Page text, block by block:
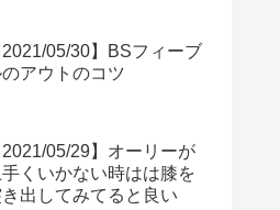
2021/05/30】BSフィーブ
のアウトのコツ
2021/05/29】オーリーが
手くいかない時はは膝を
き出してみてると良い